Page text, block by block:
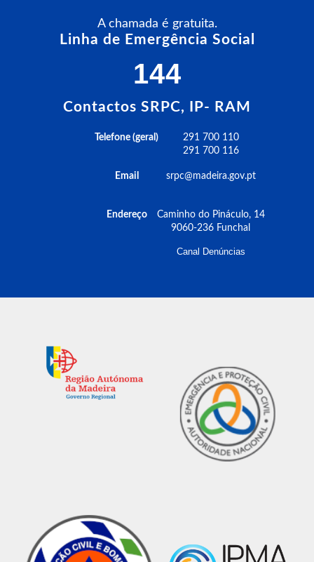
A chamada é gratuita.
Linha de Emergência Social
144
Contactos SRPC, IP- RAM
Telefone (geral)
Email
Endereço
291 700 110
291 700 116
srpc@madeira.gov.pt
Caminho do Pináculo, 14
9060-236 Funchal
Canal Denúncias